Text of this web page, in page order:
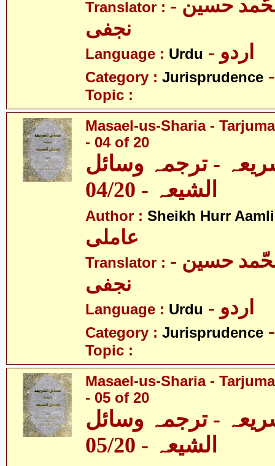
Translator : - آیت اللہ محّمد حسین
نجفی
Language : Urdu - اردو
Category : Jurisprudence
Topic :
Masael-us-Sharia -
- 04 of 20
- ترجمہ وسائل
الشیعہ - 04/20
Author : Sheikh Hurr Aamli
عاملی
Translator : - آیت اللہ محّمد حسین
نجفی
Language : Urdu - اردو
Category : Jurisprudence
Topic :
Masael-us-Sharia -
- 05 of 20
- ترجمہ وسائل
الشیعہ - 05/20